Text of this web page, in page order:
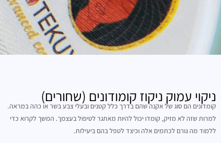
ניקוי עמוק ניקוז קומודונים (שחורים)
קומדונים הם סוג של אקנה שהם בדרך כלל קטנים ובעלי צבע בשר או כהה במראה.
למרות שזה לא מזיק, קומדו יכול להיות מאתגר לטיפול בעצמך. המשך לקרוא כדי
ללמוד מה גורם לכתמים אלה וכיצד לטפל בהם ביעילות.